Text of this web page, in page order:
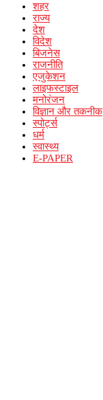
शहर
राज्य
देश
विदेश
बिजनेस
राजनीति
एजुकेशन
लाइफस्टाइल
मनोरंजन
विज्ञान और तकनीक
स्पोर्ट्स
धर्म
स्वास्थ्य
E-PAPER